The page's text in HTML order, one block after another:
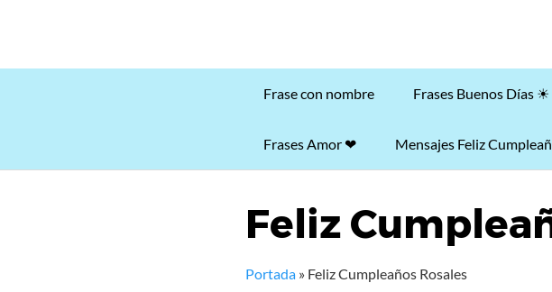
Frase con nombre Frases Buenos Días ☀
Frases Amor ❤ Mensajes Feliz
Feliz
Portada » Feliz Cumpleaños Rosales